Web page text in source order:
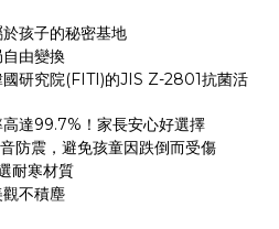
孩子的秘密基地
由變換
研究院(FITI)的JIS Z-2801抗菌活
達99.7% ！家長安心好選擇
防震，避免孩童因跌倒而受傷
耐寒材質
不積塵